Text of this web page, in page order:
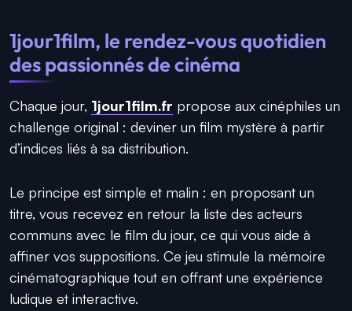
1jour1film, le rendez-vous quotidien
des passionnés de cinéma
Chaque jour, 1jour1film.fr propose aux cinéphiles un
challenge original : deviner un film mystère à partir
d’indices liés à sa distribution.
Le principe est simple et malin : en proposant un
titre, vous recevez en retour la liste des acteurs
communs avec le film du jour, ce qui vous aide à
affiner vos suppositions. Ce jeu stimule la mémoire
cinématographique tout en offrant une expérience
ludique et interactive.